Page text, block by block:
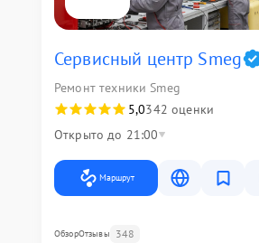
Сервисный центр Smeg
Ремонт техники Smeg
5,0342 оценки
Открыто до 21:00
Маршрут
ОбзорОтзывы 348